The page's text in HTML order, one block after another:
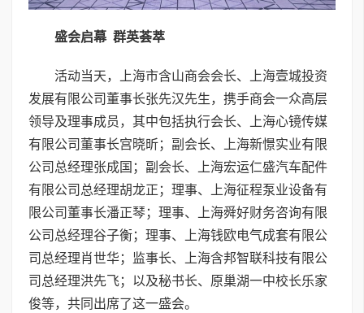
盛会启幕 群英荟萃
活动当天，上海市含山商会会长、上海壹城投资
发展有限公司董事长张先汉先生，携手商会一众高层
领导及理事成员，其中包括执行会长、上海心镜传媒
有限公司董事长宫晓昕；副会长、上海新憬实业有限
公司总经理张成国；副会长、上海宏运仁盛汽车配件
有限公司总经理胡龙正；理事、上海征程泵业设备有
限公司董事长潘正琴；理事、上海舜好财务咨询有限
公司总经理谷子衡；理事、上海钱欧电气成套有限公
司总经理肖世华；监事长、上海含邦智联科技有限公
司总经理洪先飞；以及秘书长、原巢湖一中校长乐家
俊等，共同出席了这一盛会。